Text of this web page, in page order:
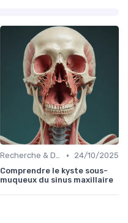
Recherche & Développement •
24/10/2025
Comprendre le kyste sous-
muqueux du sinus maxillaire